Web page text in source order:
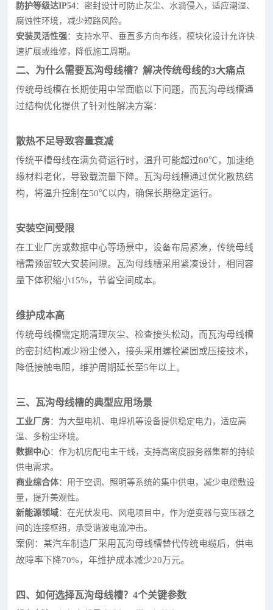
防护等级达IP54：密封设计可防止灰尘、水滴侵入，适应潮湿、
腐蚀性环境，减少短路风险。
安装灵活性强：支持水平、垂直多方向布线，模块化设计允许快
速扩展或维修，降低施工周期。
二、为什么需要瓦沟母线槽？解决传统母线的3大痛点
传统母线槽在长期使用中常面临以下问题，而瓦沟母线槽通
过结构优化提供了针对性解决方案：
散热不足导致容量衰减
传统平槽母线在满负荷运行时，温升可能超过80℃，加速绝
缘材料老化，导致载流量下降。瓦沟母线槽通过优化散热结
构，将温升控制在50℃以内，确保长期稳定运行。
安装空间受限
在工业厂房或数据中心等场景中，设备布局紧凑，传统母线
槽需预留较大安装间隙。瓦沟母线槽采用紧凑设计，相同容
量下体积缩小15%，节省空间成本。
维护成本高
传统母线槽需定期清理灰尘、检查接头松动，而瓦沟母线槽
的密封结构减少粉尘侵入，接头采用螺栓紧固或压接技术，
降低接触电阻，维护周期延长至5年以上。
三、瓦沟母线槽的典型应用场景
工业厂房：为大型电机、电焊机等设备提供稳定电力，适应高
温、多粉尘环境。
数据中心：作为机房配电主干线，支持高密度服务器集群的持续
供电需求。
商业综合体：用于空调、照明等系统的集中供电，减少电缆敷设
量，提升美观性。
新能源领域：在光伏发电、风电项目中，作为逆变器与变压器之
间的连接枢纽，承受谐波电流冲击。
案例：某汽车制造厂采用瓦沟母线槽替代传统电缆后，供电
故障率下降70%，年维护成本减少20万元。
四、如何选择瓦沟母线槽？4个关键参数